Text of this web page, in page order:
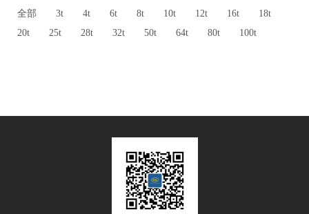
全部 3t 4t 6t 8t 10t 12t 16t
18t
20t
25t 28t 32t 50t 64t 80t 100t